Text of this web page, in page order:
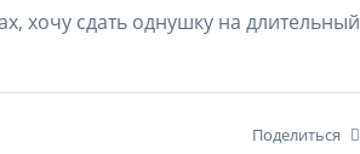
хочу сдать однушку на длительный
Поделиться